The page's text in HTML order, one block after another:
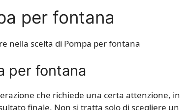
per fontana
nella scelta di Pompa per fontana
per fontana
che richiede una certa attenzione, in
finale. Non si tratta solo di scegliere un